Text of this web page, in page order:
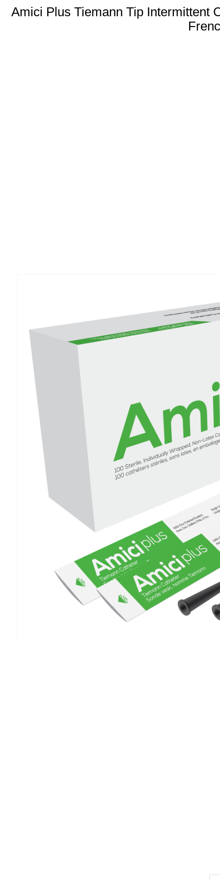
Amici Plus Tiemann Tip Intermittent